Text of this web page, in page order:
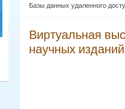
Базы данных удаленного
Виртуальная
научных изданий